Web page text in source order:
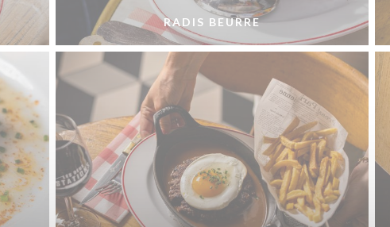
RADIS BEURRE